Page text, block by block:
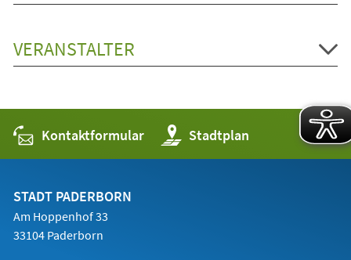
VERANSTALTER
Kontaktformular Stadtplan
(Öffnet
in
einem
STADT PADERBORN
Am Hoppenhof 33
33104 Paderborn